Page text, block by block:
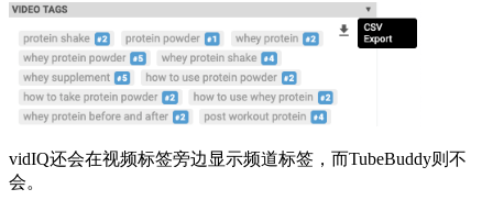
vidIQ还会在视频标签旁边显示频道标签，而TubeBuddy则不
会。